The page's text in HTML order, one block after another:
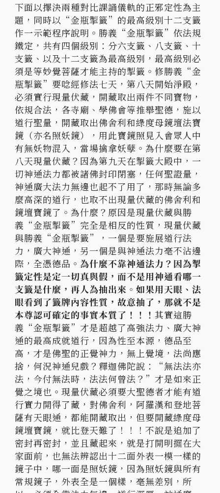
下面以擇決兩種對比課誦儀軌的正邪定性為主
題，同時以“金瓶掣籤”的最高級別十二支籤
作一示範程序說明。勝義“金瓶掣籤”依法規
鐵定，共有四個級別：分六支籤、八支籤、十
支籤、以及十二支籤為最高級別，最高級別必
須是等妙覺菩薩才能主持的掣籤。修勝義“金
瓶掣籤”要唸經修法七天，第八天開始淨殿，
必須實行現量伏藏，開藏取出兩件不同寶物，
依規合法，各寺廟、學佛會等推舉聖德，施以
道行聖量，開藏取出佛舍利和綠度母鏡壇法寶
鏡（亦名照妖鏡），用此寶鏡照見入會眾人中
有無妖物混入，當場擒拿妖孽。為什麼要在第
八天現量伏藏？因為第九天在掣籤大殿中，一
切神通法力都被諸佛封印閉塞，任何聖證量，
神通廣大法力無邊也起不了用了，那時無論多
麼高深的道行，也取不出現量伏藏的佛舍利和
鏡壇寶鏡了。為什麼？原因是現量伏藏與勝
義“金瓶掣籤”完全是相反的性質，現量伏藏
與勝義“金瓶掣籤”，一個是要施展道行法
力，廣大神通，另一個是與神通法力毫不沾邊
際，全憑德品。 為什麼不靠神通法力？因為掣
籤定性是定一切真與假，而不是用神通看哪一
支籤是什麼，再人為抽出來。如果用天眼、法
眼看到了籤牌內容性質，故意抽了，那就不是
本尊認可確定的事實本質了！！！ 其實這勝
義“金瓶掣籤”才是超越了高強法力、廣大神
通的最高成就道行，因為性至本源，德品至
高，才是佛聖的正覺神力，無上覺境，法尚應
捨，何況神通兒戲？釋迦佛陀說：“無法法亦
法，今付無法時，法法何曾法？”才是如來正
覺之境也。現量伏藏必須要大聖德者才能有道
行實力開得了藏，對佛舍利，阿羅漢和登地菩
薩有天眼通，都能開藏取出，但要開藏綠度母
鏡壇寶鏡，就比登天難了！！！不說是追加了
密封再密封，並且藏起來，就是打開明擺在大
家面前，也無法辨認出十二面外表一模一樣的
鏡子中，哪一面是照妖鏡，因為照妖鏡與所有
常規鏡子，外表全是一個樣，毫無差別，所